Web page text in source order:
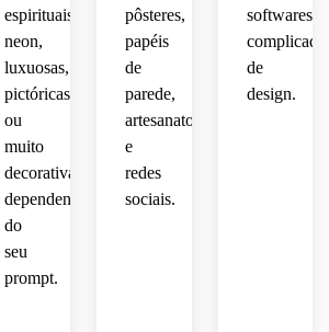
espirituais,
neon,
luxuosas,
pictóricas
ou
muito
decorativas,
dependendo
do
seu
prompt.
pôsteres,
papéis
de
parede,
artesanato
e
redes
sociais.
softwares
de
design.